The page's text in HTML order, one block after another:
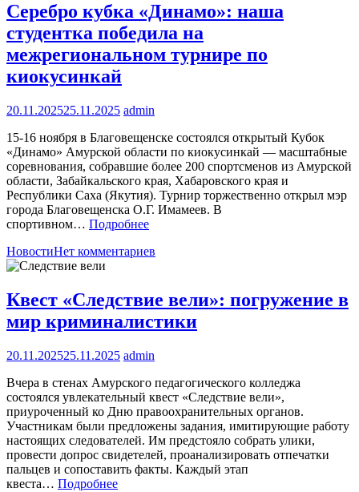
Серебро кубка «Динамо»: наша
студентка победила на
межрегиональном турнире по
киокусинкай
20.11.202525.11.2025 admin
15-16 ноября в Благовещенске состоялся открытый Кубок
«Динамо» Амурской области по киокусинкай — масштабные
соревнования, собравшие более 200 спортсменов из Амурской
области, Забайкальского края, Хабаровского края и
Республики Саха (Якутия). Турнир торжественно открыл мэр
города Благовещенска О.Г. Имамеев. В
спортивном… Подробнее
НовостиНет комментариев
Квест «Следствие вели»: погружение в
мир криминалистики
20.11.202525.11.2025 admin
Вчера в стенах Амурского педагогического колледжа
состоялся увлекательный квест «Следствие вели»,
приуроченный ко Дню правоохранительных органов.
Участникам были предложены задания, имитирующие работу
настоящих следователей. Им предстояло собрать улики,
провести допрос свидетелей, проанализировать отпечатки
пальцев и сопоставить факты. Каждый этап
квеста… Подробнее